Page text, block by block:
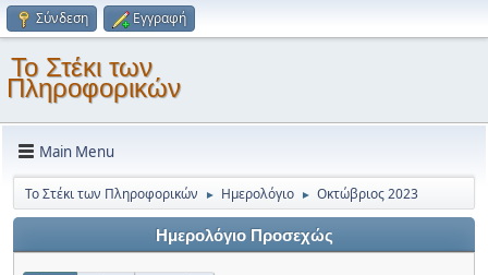
Σύνδεση Εγγραφή
Το Στέκι των
Πληροφορικών
Main Menu
Το Στέκι των Πληροφορικών ► Ημερολόγιο ► Οκτώβριος 2023
Ημερολόγιο Προσεχώς